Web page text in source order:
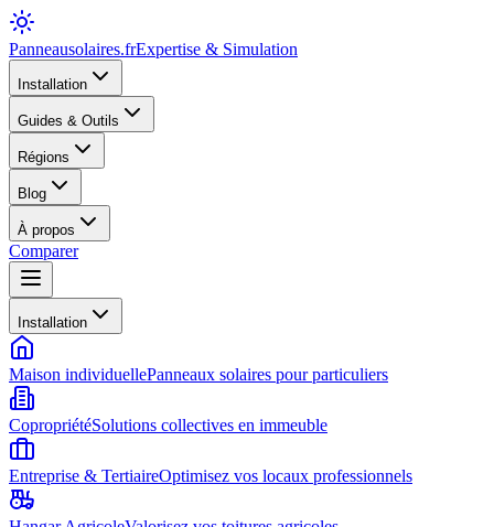
Panneausolaires.frExpertise & Simulation
Installation
Guides & Outils
Régions
Blog
À propos
Comparer
Installation
Maison individuellePanneaux solaires pour particuliers
CopropriétéSolutions collectives en immeuble
Entreprise & TertiaireOptimisez vos locaux professionnels